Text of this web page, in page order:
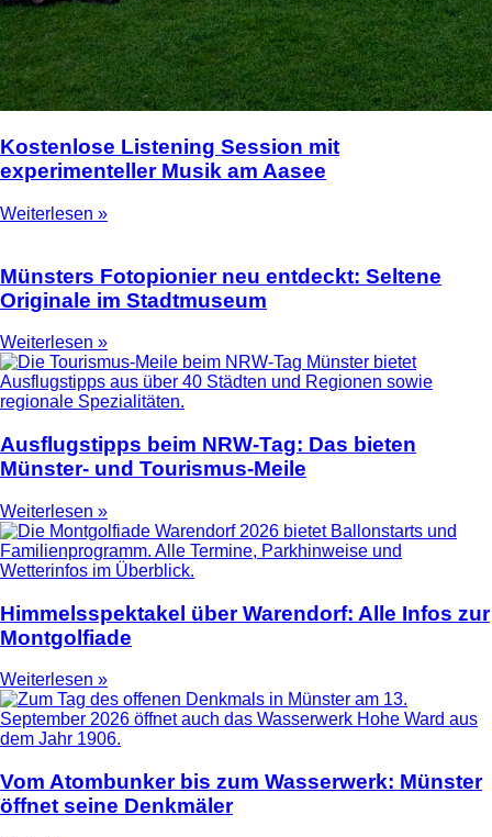
Kostenlose Listening Session mit
experimenteller Musik am Aasee
Weiterlesen »
Münsters Fotopionier neu entdeckt: Seltene
Originale im Stadtmuseum
Weiterlesen »
Ausflugstipps beim NRW-Tag: Das bieten
Münster- und Tourismus-Meile
Weiterlesen »
Himmelsspektakel über Warendorf: Alle Infos zur
Montgolfiade
Weiterlesen »
Vom Atombunker bis zum Wasserwerk: Münster
öffnet seine Denkmäler